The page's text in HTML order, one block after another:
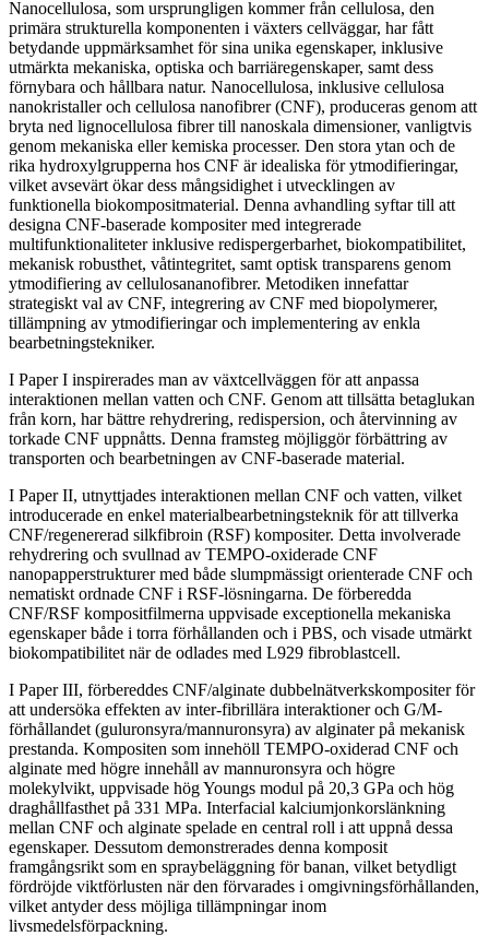
Nanocellulosa, som ursprungligen kommer från cellulosa, den
primära strukturella komponenten i växters cellväggar, har fått
betydande uppmärksamhet för sina unika egenskaper, inklusive
utmärkta mekaniska, optiska och barriäregenskaper, samt dess
förnybara och hållbara natur. Nanocellulosa, inklusive cellulosa
nanokristaller och cellulosa nanofibrer (CNF), produceras genom att
bryta ned lignocellulosa fibrer till nanoskala dimensioner, vanligtvis
genom mekaniska eller kemiska processer. Den stora ytan och de
rika hydroxylgrupperna hos CNF är idealiska för ytmodifieringar,
vilket avsevärt ökar dess mångsidighet i utvecklingen av
funktionella biokompositmaterial. Denna avhandling syftar till att
designa CNF-baserade kompositer med integrerade
multifunktionaliteter inklusive redispergerbarhet, biokompatibilitet,
mekanisk robusthet, våtintegritet, samt optisk transparens genom
ytmodifiering av cellulosananofibrer. Metodiken innefattar
strategiskt val av CNF, integrering av CNF med biopolymerer,
tillämpning av ytmodifieringar och implementering av enkla
bearbetningstekniker.
I Paper I inspirerades man av växtcellväggen för att anpassa
interaktionen mellan vatten och CNF. Genom att tillsätta betaglukan
från korn, har bättre rehydrering, redispersion, och återvinning av
torkade CNF uppnåtts. Denna framsteg möjliggör förbättring av
transporten och bearbetningen av CNF-baserade material.
I Paper II, utnyttjades interaktionen mellan CNF och vatten, vilket
introducerade en enkel materialbearbetningsteknik för att tillverka
CNF/regenererad silkfibroin (RSF) kompositer. Detta involverade
rehydrering och svullnad av TEMPO-oxiderade CNF
nanopapperstrukturer med både slumpmässigt orienterade CNF och
nematiskt ordnade CNF i RSF-lösningarna. De förberedda
CNF/RSF kompositfilmerna uppvisade exceptionella mekaniska
egenskaper både i torra förhållanden och i PBS, och visade utmärkt
biokompatibilitet när de odlades med L929 fibroblastcell.
I Paper III, förbereddes CNF/alginate dubbelnätverkskompositer för
att undersöka effekten av inter-fibrillära interaktioner och G/M-
förhållandet (guluronsyra/mannuronsyra) av alginater på mekanisk
prestanda. Kompositen som innehöll TEMPO-oxiderad CNF och
alginate med högre innehåll av mannuronsyra och högre
molekylvikt, uppvisade hög Youngs modul på 20,3 GPa och hög
draghållfasthet på 331 MPa. Interfacial kalciumjonkorslänkning
mellan CNF och alginate spelade en central roll i att uppnå dessa
egenskaper. Dessutom demonstrerades denna komposit
framgångsrikt som en spraybeläggning för banan, vilket betydligt
fördröjde viktförlusten när den förvarades i omgivningsförhållanden,
vilket antyder dess möjliga tillämpningar inom
livsmedelsförpackning.